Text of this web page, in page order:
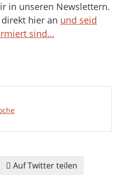
in unseren Newslettern.
hier an und seid
sind…
Auf Twitter teilen